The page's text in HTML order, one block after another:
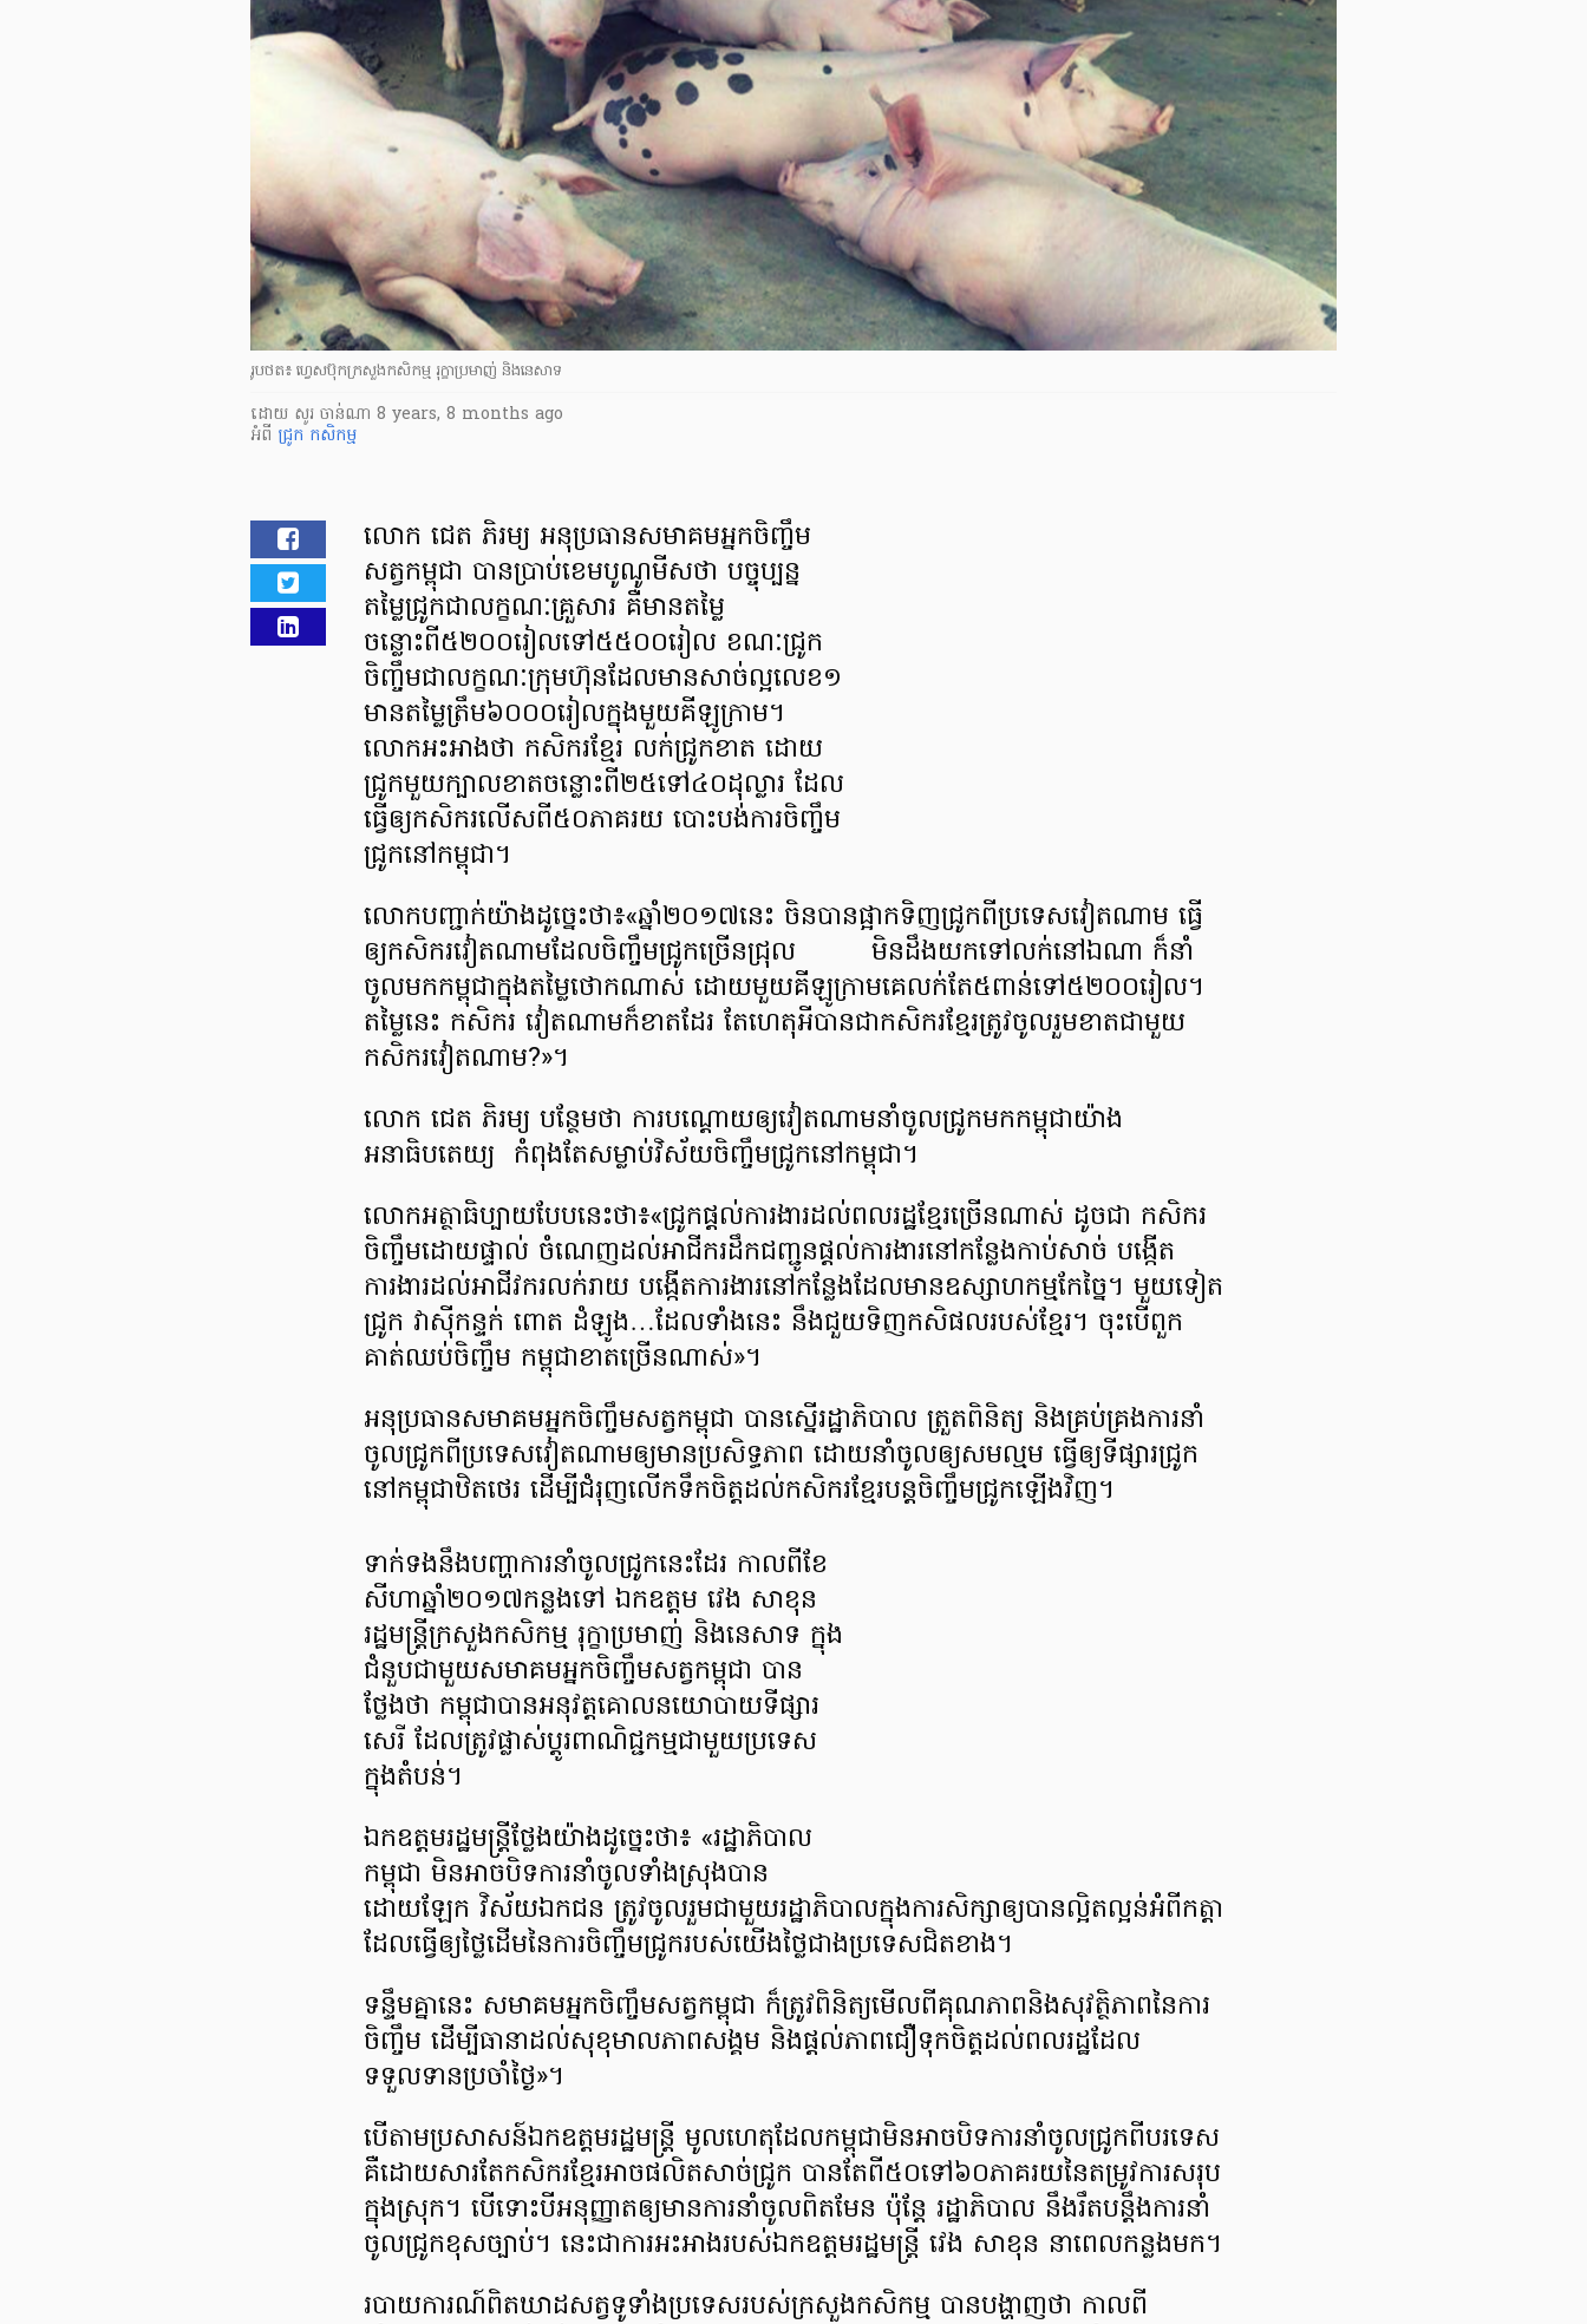
រូបថត៖ ហ្វេសប៊ុកក្រសួងកសិកម្ម រុក្ខាប្រមាញ់ និងនេសាទ
ដោយ សូរ ចាន់ណា 8 years, 8 months ago
អំពី ជ្រូក កសិកម្ម
លោក ជេត ភិរម្យ អនុប្រធានសមាគមអ្នកចិញ្ចឹម
សត្វកម្ពុជា បានប្រាប់ខេមបូណូមីសថា បច្ចុប្បន្ន
តម្លៃជ្រូកជាលក្ខណៈគ្រួសារ គឺមានតម្លៃ
ចន្លោះពី៥២០០រៀលទៅ៥៥០០រៀល ខណៈជ្រូក
ចិញ្ចឹមជាលក្ខណៈក្រុមហ៊ុនដែលមានសាច់ល្អលេខ១
មានតម្លៃត្រឹម៦០០០រៀលក្នុងមួយគីឡូក្រាម។
លោកអះអាងថា កសិករខ្មែរ លក់ជ្រូកខាត ដោយ
ជ្រូកមួយក្បាលខាតចន្លោះពី២៥ទៅ៤០ដុល្លារ ដែល
ធ្វើឲ្យកសិករលើសពី៥០ភាគរយ បោះបង់ការចិញ្ចឹម
ជ្រូកនៅកម្ពុជា។
លោកបញ្ជាក់យ៉ាងដូច្នេះថា៖«ឆ្នាំ២០១៧នេះ ចិនបានផ្អាកទិញជ្រូកពីប្រទេសវៀតណាម ធ្វើ
ឲ្យកសិករវៀតណាមដែលចិញ្ចឹមជ្រូកច្រើនជ្រុល មិនដឹងយកទៅលក់នៅឯណា ក៏នាំ
ចូលមកកម្ពុជាក្នុងតម្លៃថោកណាស់ ដោយមួយគីឡូក្រាមគេលក់តែ៥ពាន់ទៅ៥២០០រៀល។
តម្លៃនេះ កសិករ វៀតណាមក៏ខាតដែរ តែហេតុអីបានជាកសិករខ្មែរត្រូវចូលរួមខាតជាមួយ
កសិករវៀតណាម?»។
លោក ជេត ភិរម្យ បន្ថែមថា ការបណ្តោយឲ្យវៀតណាមនាំចូលជ្រូកមកកម្ពុជាយ៉ាង
អនាធិបតេយ្យ កំពុងតែសម្លាប់វិស័យចិញ្ចឹមជ្រូកនៅកម្ពុជា។
លោកអត្ថាធិប្បាយបែបនេះថា៖«ជ្រូកផ្តល់ការងារដល់ពលរដ្ឋខ្មែរច្រើនណាស់ ដូចជា កសិករ
ចិញ្ចឹមដោយផ្ទាល់ ចំណេញដល់អាជីករដឹកជញ្ជូនផ្តល់ការងារនៅកន្លែងកាប់សាច់ បង្កើត
ការងារដល់អាជីវករលក់រាយ បង្កើតការងារនៅកន្លែងដែលមានឧស្សាហកម្មកែច្នៃ។ មួយទៀត
ជ្រូក វាស៊ីកន្ទក់ ពោត ដំឡូង…ដែលទាំងនេះ នឹងជួយទិញកសិផលរបស់ខ្មែរ។ ចុះបើពួក
គាត់ឈប់ចិញ្ចឹម កម្ពុជាខាតច្រើនណាស់»។
អនុប្រធានសមាគមអ្នកចិញ្ចឹមសត្វកម្ពុជា បានស្នើរដ្ឋាភិបាល ត្រួតពិនិត្យ និងគ្រប់គ្រងការនាំ
ចូលជ្រូកពីប្រទេសវៀតណាមឲ្យមានប្រសិទ្ធភាព ដោយនាំចូលឲ្យសមល្មម ធ្វើឲ្យទីផ្សារជ្រូក
នៅកម្ពុជាឋិតថេរ ដើម្បីជំរុញលើកទឹកចិត្តដល់កសិករខ្មែរបន្តចិញ្ចឹមជ្រូកឡើងវិញ។
ទាក់ទងនឹងបញ្ហាការនាំចូលជ្រូកនេះដែរ កាលពីខែ
សីហាឆ្នាំ២០១៧កន្លងទៅ ឯកឧត្តម វេង សាខុន
រដ្ឋមន្រ្តីក្រសួងកសិកម្ម រុក្ខាប្រមាញ់ និងនេសាទ ក្នុង
ជំនួបជាមួយសមាគមអ្នកចិញ្ចឹមសត្វកម្ពុជា បាន
ថ្លែងថា កម្ពុជាបានអនុវត្តគោលនយោបាយទីផ្សារ
សេរី ដែលត្រូវផ្លាស់ប្តូរពាណិជ្ជកម្មជាមួយប្រទេស
ក្នុងតំបន់។
ឯកឧត្តមរដ្ឋមន្រ្តីថ្លែងយ៉ាងដូច្នេះថា៖ «រដ្ឋាភិបាល
កម្ពុជា មិនអាចបិទការនាំចូលទាំងស្រុងបាន
ដោយឡែក វិស័យឯកជន ត្រូវចូលរួមជាមួយរដ្ឋាភិបាលក្នុងការសិក្សាឲ្យបានល្អិតល្អន់អំពីកត្តា
ដែលធ្វើឲ្យថ្លៃដើមនៃការចិញ្ចឹមជ្រូករបស់យើងថ្លៃជាងប្រទេសជិតខាង។
ទន្ទឹមគ្នានេះ សមាគមអ្នកចិញ្ចឹមសត្វកម្ពុជា ក៏ត្រូវពិនិត្យមើលពីគុណភាពនិងសុវត្ថិភាពនៃការ
ចិញ្ចឹម ដើម្បីធានាដល់សុខុមាលភាពសង្គម និងផ្តល់ភាពជឿទុកចិត្តដល់ពលរដ្ឋដែល
ទទួលទានប្រចាំថ្ងៃ»។
បើតាមប្រសាសន៍ឯកឧត្តមរដ្ឋមន្រ្តី មូលហេតុដែលកម្ពុជាមិនអាចបិទការនាំចូលជ្រូកពីបរទេស
គឺដោយសារតែកសិករខ្មែរអាចផលិតសាច់ជ្រូក បានតែពី៥០ទៅ៦០ភាគរយនៃតម្រូវការសរុប
ក្នុងស្រុក។ បើទោះបីអនុញ្ញាតឲ្យមានការនាំចូលពិតមែន ប៉ុន្តែ រដ្ឋាភិបាល នឹងរឹតបន្តឹងការនាំ
ចូលជ្រូកខុសច្បាប់។ នេះជាការអះអាងរបស់ឯកឧត្តមរដ្ឋមន្រ្តី វេង សាខុន នាពេលកន្លងមក។
របាយការណ៍ពិតឃាដសត្វទូទាំងប្រទេសរបស់ក្រសួងកសិកម្ម បានបង្ហាញថា កាលពី